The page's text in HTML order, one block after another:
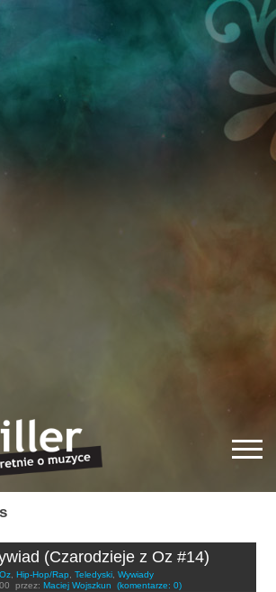
(Czarodzieje z Oz #14)
, Hip-Hop/Rap, Teledyski, Wywiady
przez: Maciej Wojszkun (komentarze: 0)